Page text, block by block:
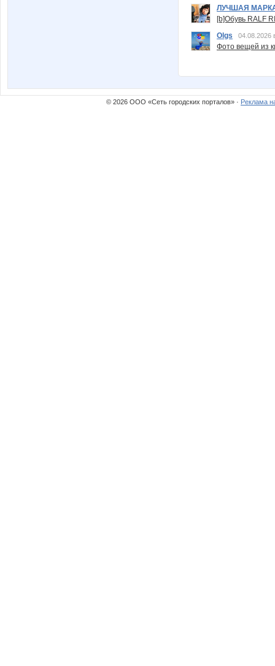
ЛУЧШАЯ
[b]Обувь RALF
Olgs
04.08.2026
Фото вещей из
© 2026 ООО «Сеть городских порталов» · Реклама